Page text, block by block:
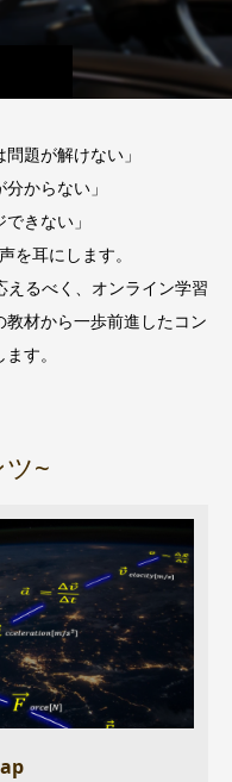
題が解けない」
からない」
きない」
を耳にします。
るべく、オンライン学習
材から一歩前進したコン
す。
~